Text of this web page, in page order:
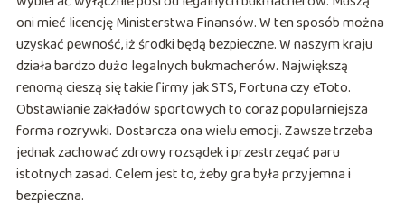
oni mieć licencję Ministerstwa Finansów. W ten sposób można
uzyskać pewność, iż środki będą bezpieczne. W naszym kraju
działa bardzo dużo legalnych bukmacherów. Największą
renomą cieszą się takie firmy jak STS, Fortuna czy eToto.
Obstawianie zakładów sportowych to coraz popularniejsza
forma rozrywki. Dostarcza ona wielu emocji. Zawsze trzeba
jednak zachować zdrowy rozsądek i przestrzegać paru
istotnych zasad. Celem jest to, żeby gra była przyjemna i
bezpieczna.